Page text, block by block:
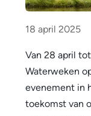
18 april 2025
Van 28 april
Waterweken
evenement in
toekomst van